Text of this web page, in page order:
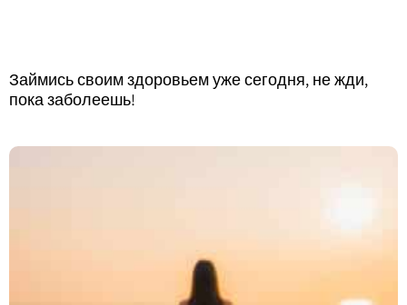
Займись своим здоровьем уже сегодня, не жди,
пока заболеешь!